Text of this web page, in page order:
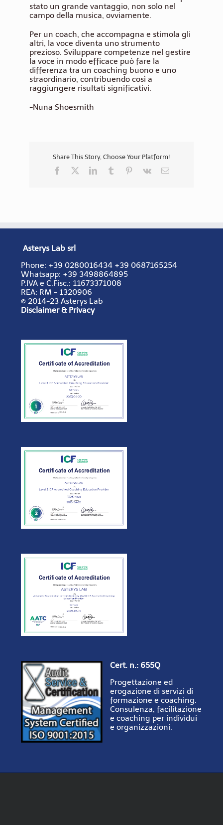
stato un grande vantaggio, non solo nel
campo della musica, ovviamente.
Per un coach, che accompagna e stimola gli
altri, la voce diventa uno strumento
prezioso. Sviluppare competenze nel gestire
la voce in modo efficace può fare la
differenza tra un coaching buono e uno
straordinario, contribuendo così a
raggiungere risultati significativi.
-Nuna Shoesmith
Share This Story, Choose Your Platform!
Facebook LinkedInTumblr Pinterest
Vk Email
Asterys Lab srl
Phone: +39 0280016434 +39 0687165254
Whatsapp: +39 3498864895
P.IVA e C.Fisc.: 11673371008
REA: RM - 1320906
© 2014-23 Asterys Lab
Disclaimer & Privacy
Cert. n.: 655Q
Progettazione ed
erogazione di servizi di
formazione e coaching.
Consulenza, facilitazione
e coaching per individui
e organizzazioni.